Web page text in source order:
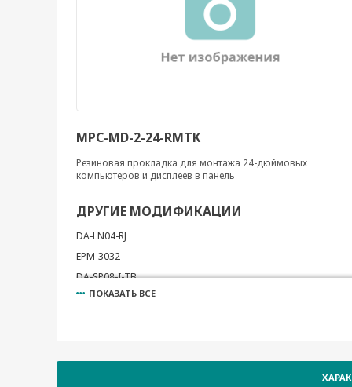
MPC-MD-2-24-RMTK
Резиновая прокладка для монтажа 24-дюймовых
компьютеров и дисплеев в панель
ДРУГИЕ МОДИФИКАЦИИ
DA-LN04-RJ
EPM-3032
DA-SP08-I-TB
DA-PRP-HSR
DA-SP08-I-DB
ПОКАЗАТЬ ВСЕ